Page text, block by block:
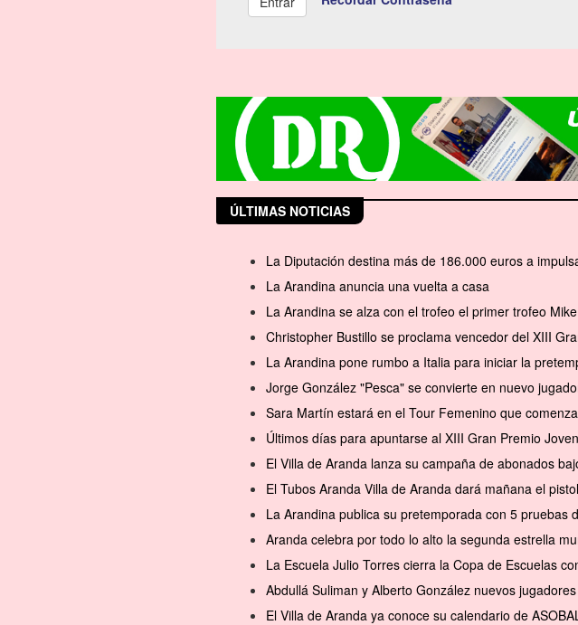
ÚLTIMAS NOTICIAS
La Diputación destina más de 186.000 euros a
La Arandina anuncia una vuelta a casa
La Arandina se alza con el trofeo el primer trofeo
Christopher Bustillo se proclama vencedor del XIII
La Arandina pone rumbo a Italia para iniciar la
Jorge González "Pesca" se convierte en nuevo
Sara Martín estará en el Tour Femenino que
Últimos días para apuntarse al XIII Gran Premio
El Villa de Aranda lanza su campaña de abonados
El Tubos Aranda Villa de Aranda dará mañana el
La Arandina publica su pretemporada con 5 pruebas
Aranda celebra por todo lo alto la segunda estrella
La Escuela Julio Torres cierra la Copa de Escuelas
Abdullá Suliman y Alberto González nuevos
El Villa de Aranda ya conoce su calendario de